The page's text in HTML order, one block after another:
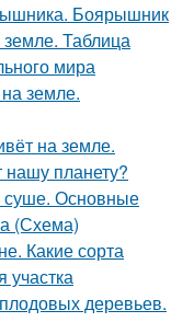
Боярышник
земле. Таблица
мира
земле.
на земле.
планету?
суше. Основные
(Схема)
Какие сорта
участка
деревьев.